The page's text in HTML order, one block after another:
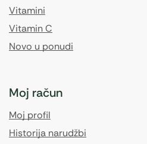
Vitamini
Vitamin C
Novo u ponudi
Moj račun
Moj profil
Historija narudžbi